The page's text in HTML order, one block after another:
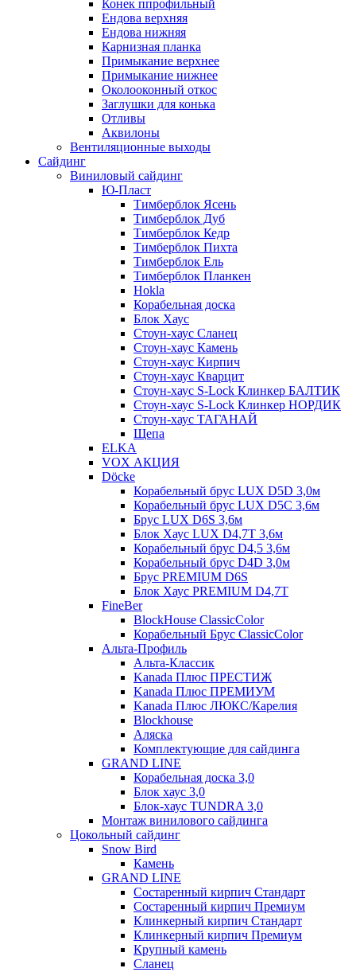
Конек ппрофильный
Ендова верхняя
Ендова нижняя
Карнизная планка
Примыкание верхнее
Примыкание нижнее
Околооконный откос
Заглушки для конька
Отливы
Аквилоны
Вентиляционные выходы
Сайдинг
Виниловый сайдинг
Ю-Пласт
Тимберблок Ясень
Тимберблок Дуб
Тимберблок Кедр
Тимберблок Пихта
Тимберблок Ель
Тимберблок Планкен
Hokla
Корабельная доска
Блок Хаус
Стоун-хаус Сланец
Стоун-хаус Камень
Стоун-хаус Кирпич
Стоун-хаус Кварцит
Стоун-хаус S-Lock Клинкер БАЛТИК
Стоун-хаус S-Lock Клинкер НОРДИК
Стоун-хаус ТАГАНАЙ
Щепа
ELKA
VOX АКЦИЯ
Döcke
Корабельный брус LUX D5D 3,0м
Корабельный брус LUX D5C 3,6м
Брус LUX D6S 3,6м
Блок Хаус LUX D4,7T 3,6м
Корабельный брус D4,5 3,6м
Корабельный брус D4D 3,0м
Брус PREMIUM D6S
Блок Хаус PREMIUM D4,7T
FineBer
BlockHouse ClassicColor
Корабельный Брус ClassicColor
Альта-Профиль
Альта-Классик
Kanada Плюс ПРЕСТИЖ
Kanada Плюс ПРЕМИУМ
Kanada Плюс ЛЮКС/Карелия
Blockhouse
Аляска
Комплектующие для сайдинга
GRAND LINE
Корабельная доска 3,0
Блок хаус 3,0
Блок-хаус TUNDRA 3,0
Монтаж винилового сайдинга
Цокольный сайдинг
Snow Bird
Камень
GRAND LINE
Состаренный кирпич Стандарт
Состаренный кирпич Премиум
Клинкерный кирпич Стандарт
Клинкерный кирпич Премиум
Крупный камень
Сланец